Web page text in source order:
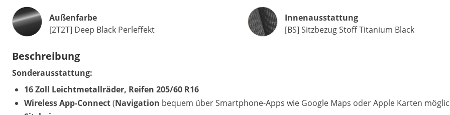
Außenfarbe
[2T2T] Deep Black Perleffekt
InnenausstattungInnenausstattung
[BS] Sitzbezug Stoff Titanium Black
Beschreibung
Sonderausstattung:
16 Zoll Leichtmetallräder, Reifen 205/60 R16
Wireless App-Connect(Navigation bequem über Smartphone-Apps wie Google Maps oder Apple Karten